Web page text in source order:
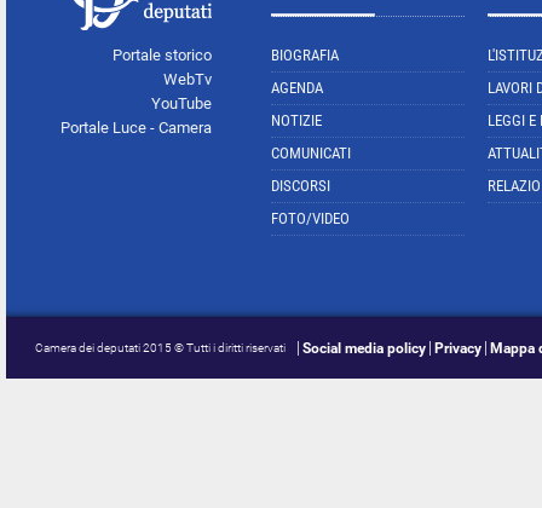
Portale storico
WebTv
YouTube
Portale Luce - Camera
BIOGRAFIA
AGENDA
NOTIZIE
COMUNICATI
DISCORSI
FOTO/VIDEO
LAVORI
LEGGI E
Camera dei deputati 2015 © Tutti i diritti riservati Social media policy Privacy Mappa